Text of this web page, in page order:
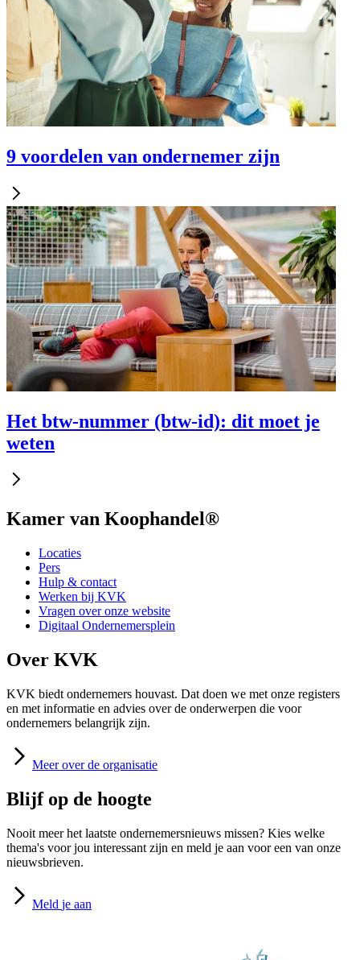
9 voordelen van ondernemer zijn
Het btw-nummer (btw-id): dit moet je
weten
Kamer van Koophandel®
Locaties
Pers
Hulp & contact
Werken bij KVK
Vragen over onze website
Digitaal Ondernemersplein
Over KVK
KVK biedt ondernemers houvast. Dat doen we met onze registers
en met informatie en advies over de onderwerpen die voor
ondernemers belangrijk zijn.
Meer over de organisatie
Blijf op de hoogte
Nooit meer het laatste ondernemersnieuws missen? Kies welke
thema's voor jou interessant zijn en meld je aan voor een van onze
nieuwsbrieven.
Meld je aan